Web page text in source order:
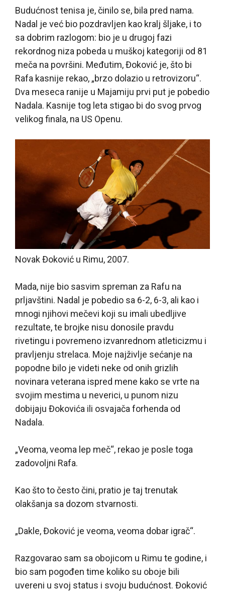
Budućnost tenisa je, činilo se, bila pred nama.
Nadal je već bio pozdravljen kao kralj šljake, i to
sa dobrim razlogom: bio je u drugoj fazi
rekordnog niza pobeda u muškoj kategoriji od 81
meča na površini. Međutim, Đoković je, što bi
Rafa kasnije rekao, „brzo dolazio u retrovizoru“.
Dva meseca ranije u Majamiju prvi put je pobedio
Nadala. Kasnije tog leta stigao bi do svog prvog
velikog finala, na US Openu.
Novak Đoković u Rimu, 2007.
Mada, nije bio sasvim spreman za Rafu na
prljavštini. Nadal je pobedio sa 6-2, 6-3, ali kao i
mnogi njihovi mečevi koji su imali ubedljive
rezultate, te brojke nisu donosile pravdu
rivetingu i povremeno izvanrednom atleticizmu i
pravljenju strelaca. Moje najživlje sećanje na
popodne bilo je videti neke od onih grizlih
novinara veterana ispred mene kako se vrte na
svojim mestima u neverici, u punom nizu
dobijaju Đokovića ili osvajača forhenda od
Nadala.
„Veoma, veoma lep meč“, rekao je posle toga
zadovoljni Rafa.
Kao što to često čini, pratio je taj trenutak
olakšanja sa dozom stvarnosti.
„Dakle, Đoković je veoma, veoma dobar igrač“.
Razgovarao sam sa obojicom u Rimu te godine, i
bio sam pogođen time koliko su oboje bili
uvereni u svoj status i svoju budućnost. Đoković